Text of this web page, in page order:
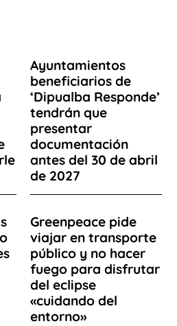
Ayuntamientos
beneficiarios de
‘Dipualba Responde’
tendrán que
presentar
documentación
antes del 30 de abril
de 2027
Greenpeace pide
viajar en transporte
público y no hacer
fuego para disfrutar
del eclipse
«cuidando del
entorno»